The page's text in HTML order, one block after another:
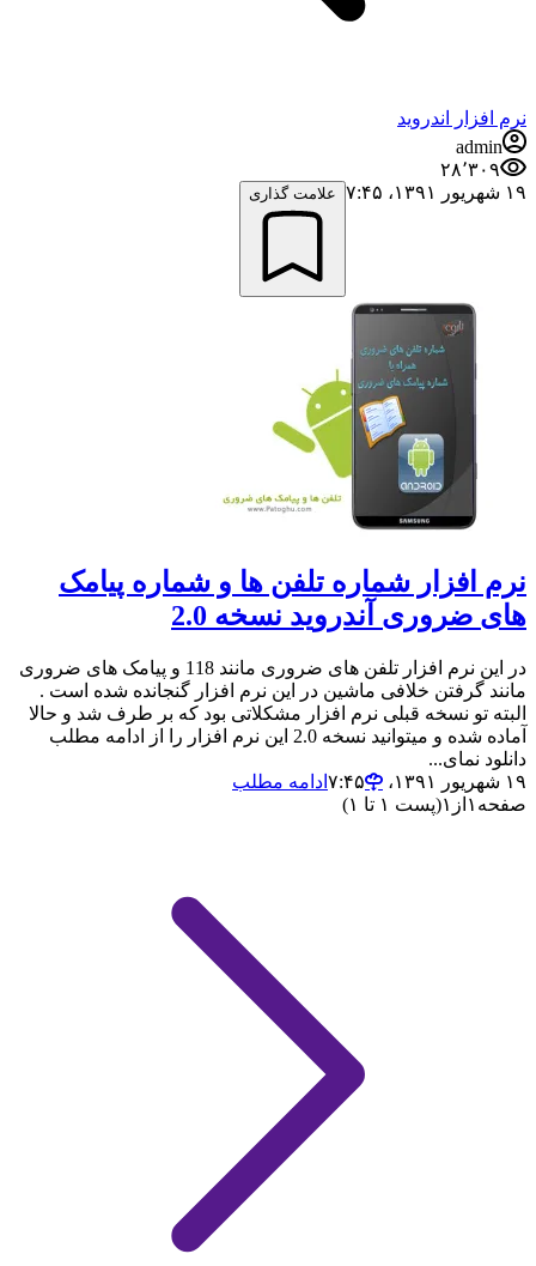
نرم افزار اندروید
admin
۲۸٬۳۰۹
۱۹ شهریور ۱۳۹۱،‏ ۷:۴۵
علامت گذاری
نرم افزار شماره تلفن ها و شماره پیامک
های ضروری آندروید نسخه 2.0
در این نرم افزار تلفن های ضروری مانند 118 و پیامک های ضروری
مانند گرفتن خلافی ماشین در این نرم افزار گنجانده شده است .
البته تو نسخه قبلی نرم افزار مشکلاتی بود که بر طرف شد و حالا
آماده شده و میتوانید نسخه 2.0 این نرم افزار را از ادامه مطلب
دانلود نمای...
۱۹ شهریور ۱۳۹۱،‏ ۷:۴۵
ادامه مطلب
صفحه ۱ از ۱(پست ۱ تا ۱)